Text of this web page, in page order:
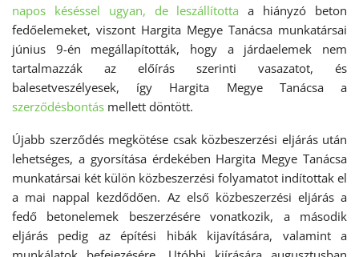
napos késéssel ugyan, de leszállította a hiányzó beton
fedőelemeket, viszont Hargita Megye Tanácsa munkatársai
június 9-én megállapították, hogy a járdaelemek nem
tartalmazzák az előírás szerinti vasazatot, és
balesetveszélyesek, így Hargita Megye Tanácsa a
szerződésbontás mellett döntött.
Újabb szerződés megkötése csak közbeszerzési eljárás után
lehetséges, a gyorsítása érdekében Hargita Megye Tanácsa
munkatársai két külön közbeszerzési folyamatot indítottak el
a mai nappal kezdődően. Az első közbeszerzési eljárás a
fedő betonelemek beszerzésére vonatkozik, a második
eljárás pedig az építési hibák kijavítására, valamint a